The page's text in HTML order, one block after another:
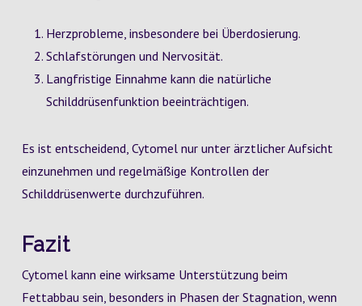
Herzprobleme, insbesondere bei Überdosierung.
Schlafstörungen und Nervosität.
Langfristige Einnahme kann die natürliche
Schilddrüsenfunktion beeinträchtigen.
Es ist entscheidend, Cytomel nur unter ärztlicher Aufsicht
einzunehmen und regelmäßige Kontrollen der
Schilddrüsenwerte durchzuführen.
Fazit
Cytomel kann eine wirksame Unterstützung beim
Fettabbau sein, besonders in Phasen der Stagnation, wenn